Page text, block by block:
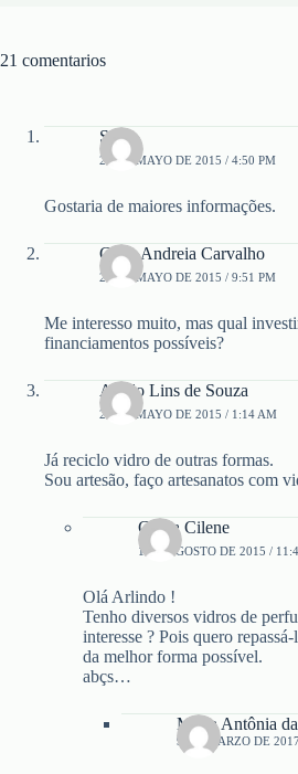
21 comentarios
Said
27 DE MAYO DE 2015 / 4:50 PM
Gostaria de maiores informações.
Carla Andreia Carvalho
27 DE MAYO DE 2015 / 9:51 PM
Me interesso muito, mas qual
financiamentos possíveis?
Arildo Lins de Souza
28 DE MAYO DE 2015 / 1:14 AM
Já reciclo vidro de outras formas.
Sou artesão, faço artesanatos com
Cintia Cilene
1 DE AGOSTO DE 2015 /
Olá Arlindo !
Tenho diversos vidros de
interesse ? Pois quero
da melhor forma possível.
abçs…
Maria Antônia
9 DE MARZO DE